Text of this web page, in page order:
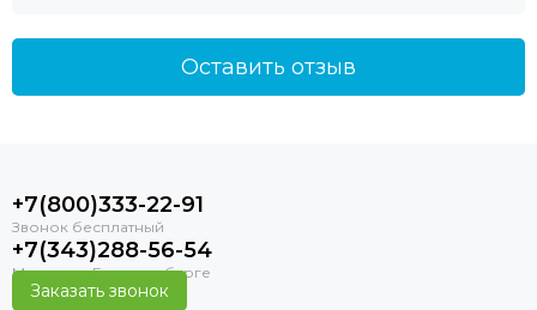
Оставить отзыв
+7(800)333-22-91
+7(343)288-56-54
Заказать звонок